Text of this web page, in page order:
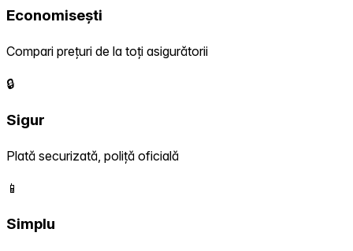
Economisești
Compari prețuri de la toți asigurătorii
🔒
Sigur
Plată securizată, poliță oficială
📱
Simplu